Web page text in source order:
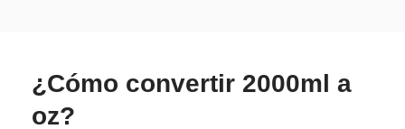
¿Cómo convertir 2000ml a
oz?